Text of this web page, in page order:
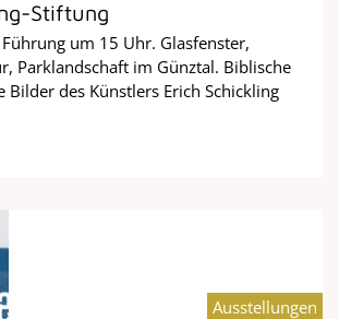
Stiftung
um 15 Uhr. Glasfenster,
Parklandschaft im Günztal. Biblische
Bilder des Künstlers Erich Schickling
Ausstellungen